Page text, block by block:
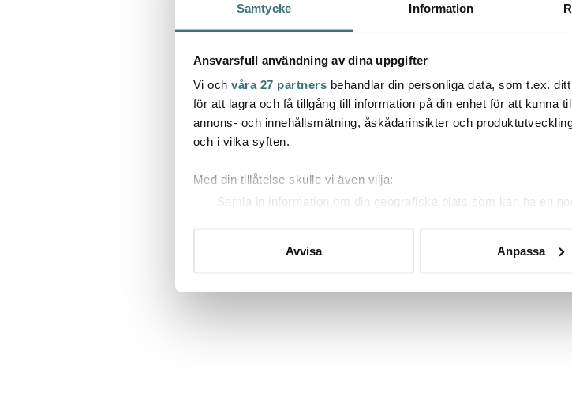
Samtycke Information
Ansvarsfull användning av dina uppgifter
Vi och våra 27 partners behandlar din personliga data, som t.ex.
för att lagra och få tillgång till information på din enhet för att kunna
annons- och innehållsmätning, åskådarinsikter och
och i vilka syften.
Med din tillåtelse skulle vi även vilja:
Samla in information om din geografiska plats som kan ha en
eller dra tillbaka ditt samtycke när som helst från cookie-förklaringen.
Avvisa Anpassa
Produkten
Dubbelkolla så att du inte har stavat fel,